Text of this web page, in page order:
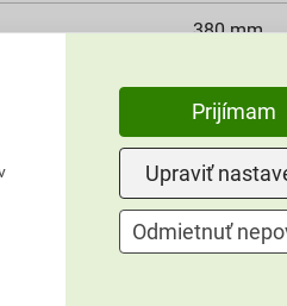
380 mm
249 mm
10 MPa
Prijímam
Upraviť
Odmietnuť